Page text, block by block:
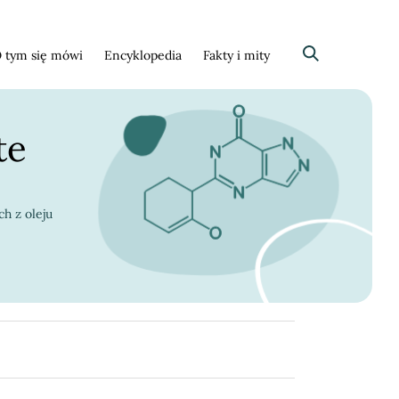
tym się mówi Encyklopedia Fakty i mity Szukaj
z oleju